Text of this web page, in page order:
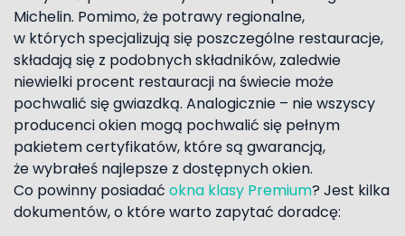
Michelin. Pomimo, że potrawy regionalne,
w których specjalizują się poszczególne restauracje,
składają się z podobnych składników, zaledwie
niewielki procent restauracji na świecie może
pochwalić się gwiazdką. Analogicznie – nie wszyscy
producenci okien mogą pochwalić się pełnym
pakietem certyfikatów, które są gwarancją,
że wybrałeś najlepsze z dostępnych okien.
Co powinny posiadać okna klasy Premium? Jest kilka
dokumentów, o które warto zapytać doradcę: